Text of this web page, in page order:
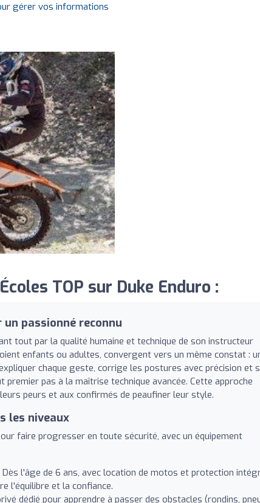
gérer vos informations
TOP sur Duke Enduro :
passionné reconnu
tout par la qualité humaine et technique de son instructeur
enfants ou adultes, convergent vers un même constat :
chaque geste, corrige les postures avec précision et
premier pas à la maîtrise technique avancée. Cette approche
peurs et aux confirmés de peaufiner leur style.
les niveaux
faire progresser en toute sécurité, avec un équipement
Dès l'âge de 6 ans, avec location de motos et protection
l'équilibre et la confiance.
dédié pour apprendre à passer des obstacles (rondins,